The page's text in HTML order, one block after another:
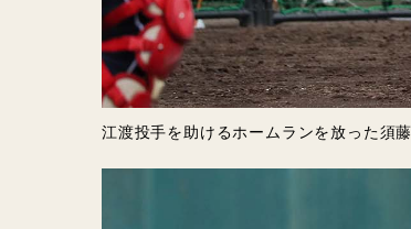
江渡投手を助けるホームランを放った須